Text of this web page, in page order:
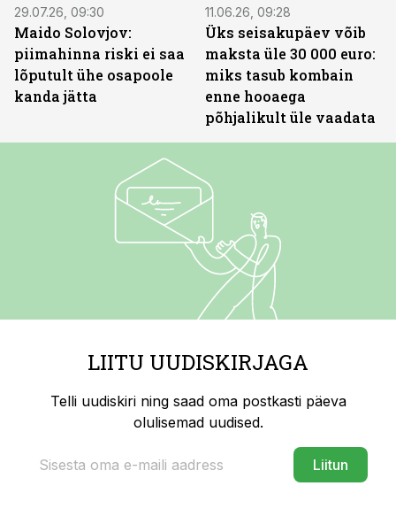
29.07.26, 09:30
Maido Solovjov:
piimahinna riski ei saa
lõputult ühe osapoole
kanda jätta
11.06.26, 09:28
Üks seisakupäev võib
maksta üle 30 000 euro:
miks tasub kombain
enne hooaega
põhjalikult üle vaadata
LIITU UUDISKIRJAGA
Telli uudiskiri ning saad oma postkasti päeva
olulisemad uudised.
Liitun